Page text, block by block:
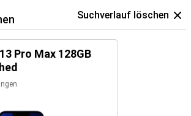
Suchverlauf löschen
Pro Max 128GB